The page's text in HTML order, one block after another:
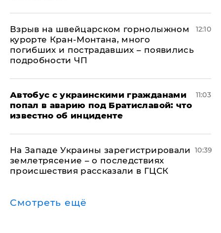
Взрыв на швейцарском горнолыжном
курорте Кран-Монтана, много
погибших и пострадавших – появились
подробности ЧП
12:10
Автобус с украинскими гражданами
попал в аварию под Братиславой: что
известно об инциденте
11:03
На Западе Украины зарегистрировали
землетрясение – о последствиях
происшествия рассказали в ГЦСК
10:39
Смотреть ещё